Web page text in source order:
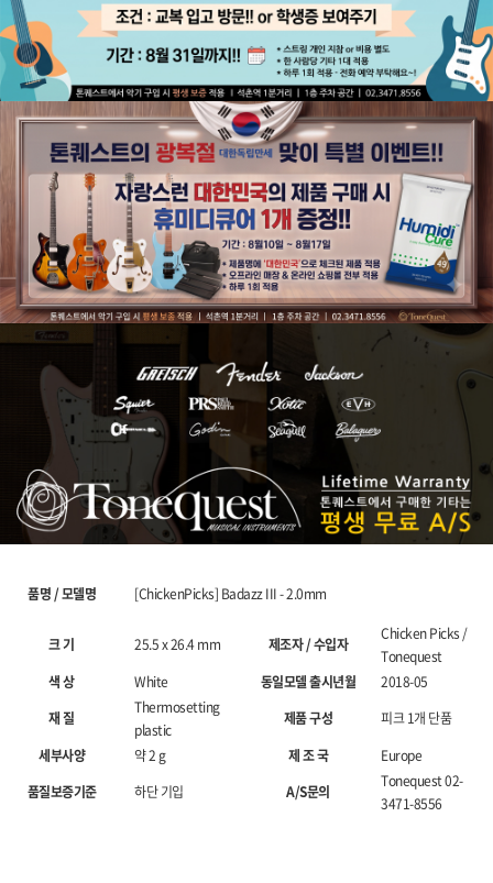
품명 / 모델명 [ChickenPicks] Badazz III - 2.0mm
크 기 25.5 x 26.4 mm 제조자 / 수입자
Chicken Picks /
Tonequest
색 상
White 동일모델 출시년월
2018-05
재 질
Thermosetting
plastic
제품 구성
피크 1개 단품
세부사양
약 2 g 제 조 국
Europe
품질보증기준
하단 기입 A/S문의
Tonequest 02-
3471-8556